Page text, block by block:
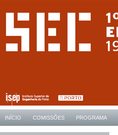
INÍCIO COMISSÕES PROGRAMA